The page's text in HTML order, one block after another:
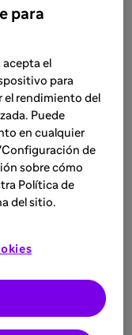
a
para
acepta el
para
el rendimiento del
Puede
en cualquier
de
sobre cómo
Política de
del sitio.